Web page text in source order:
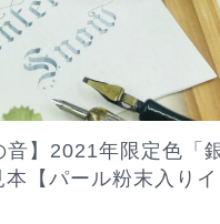
音】2021年限定色「
【パール粉末入りイ